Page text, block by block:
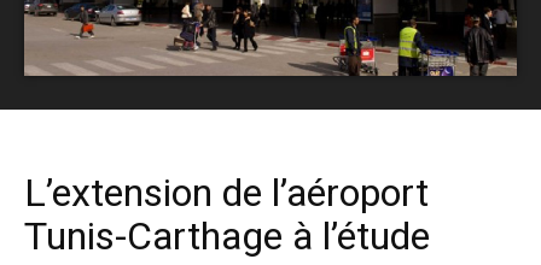
L’extension de l’aéroport
Tunis-Carthage à l’étude